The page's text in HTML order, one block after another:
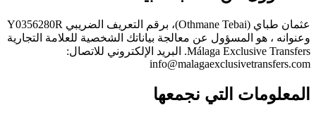
عثمان طباي (Othmane Tebai)، برقم التعريف الضريبي Y0356280R
وعنوانه ، هو المسؤول عن معالجة بياناتك الشخصية للعلامة التجارية
Málaga Exclusive Transfers. البريد الإلكتروني للاتصال:
info@malagaexclusivetransfers.com
المعلومات التي نجمعها